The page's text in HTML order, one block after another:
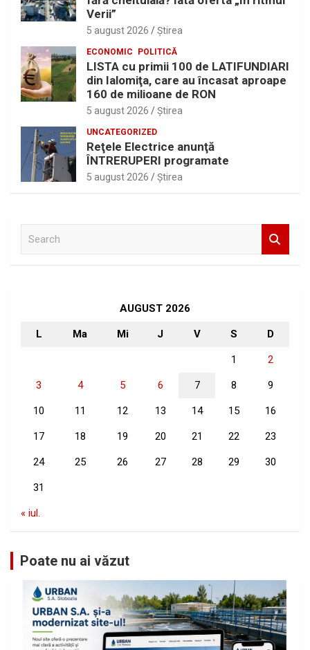
Verii”
5 august 2026 Ştirea
ECONOMIC POLITICĂ
LISTA cu primii 100 de LATIFUNDIARI
din Ialomiţa, care au încasat aproape
160 de milioane de RON
5 august 2026 Ştirea
UNCATEGORIZED
Reţele Electrice anunţă
ÎNTRERUPERI programate
5 august 2026 Ştirea
AUGUST 2026
L Ma Mi J V S D
1 2
3 4 5 6 7 8 9
10 11 12 13 14 15 16
17 18 19 20 21 22 23
24 25 26 27 28 29 30
31
« iul.
Poate nu ai văzut